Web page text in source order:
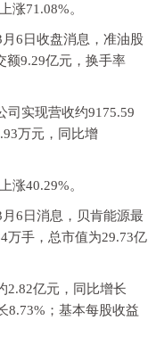
涨71.08%。
6日收盘消息，准油股
额9.29亿元，换手率
司实现营收约9175.59
万元，同比增
涨40.29%。
6日消息，贝肯能源最
万手，总市值为29.73亿
2.82亿元，同比增长
8.73%；基本每股收益